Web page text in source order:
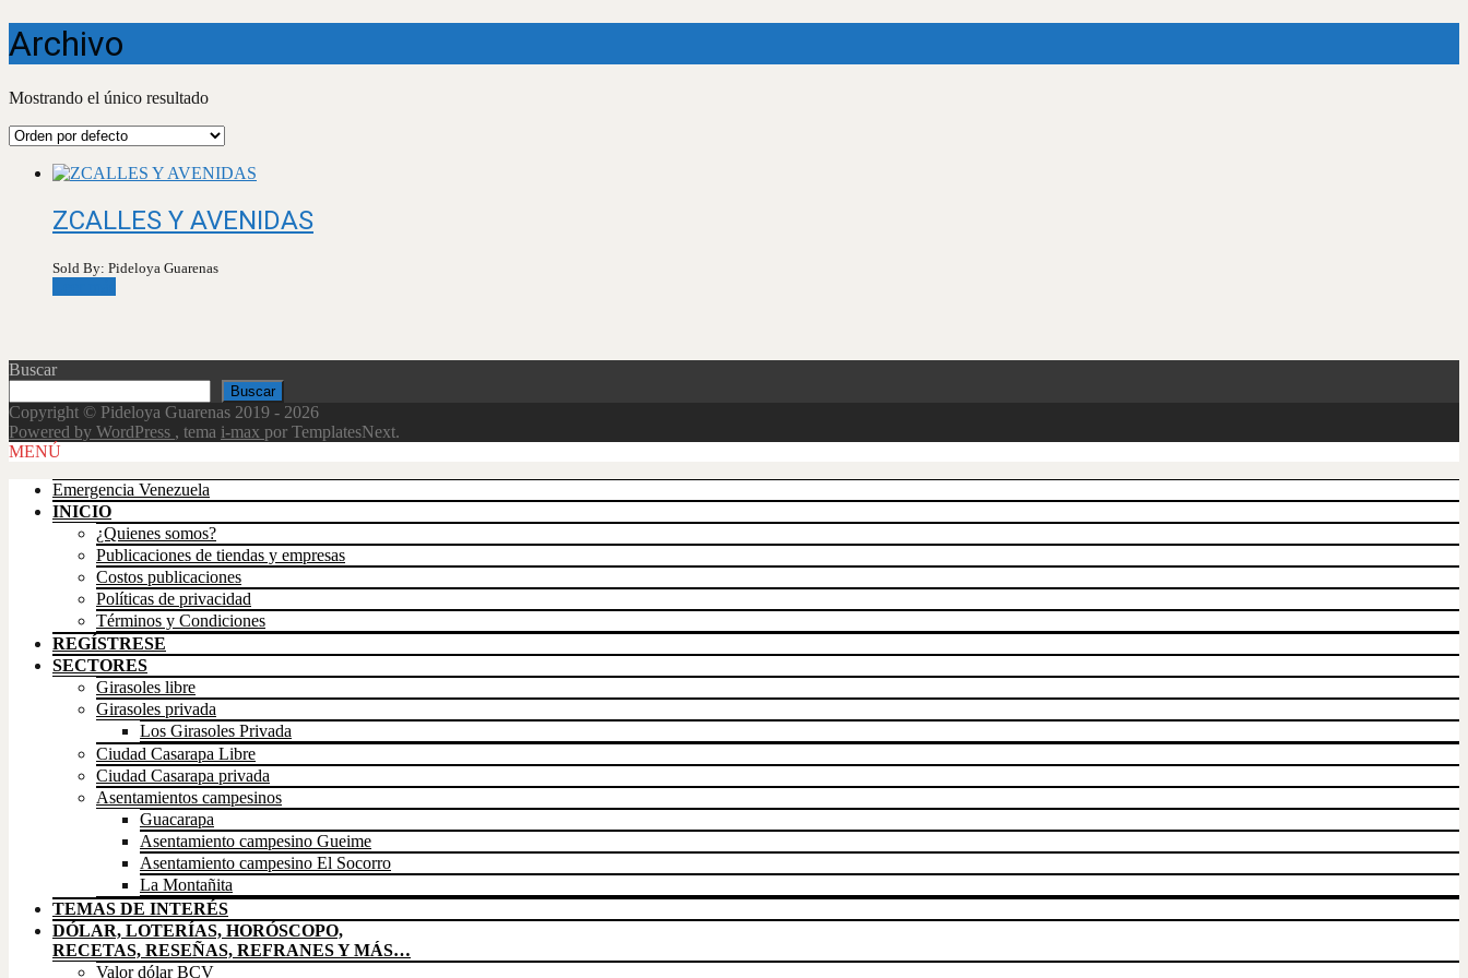
Archivo
Mostrando el único resultado
ZCALLES Y AVENIDAS
Sold By: Pideloya Guarenas
Buscar
Buscar
Copyright © Pideloya Guarenas 2019 - 2026
Powered by WordPress , tema i-max por TemplatesNext.
Scroll
MENÚ
Emergencia Venezuela
INICIO
¿Quienes somos?
Publicaciones de tiendas y empresas
Costos publicaciones
Políticas de privacidad
Términos y Condiciones
REGÍSTRESE
SECTORES
Girasoles libre
Girasoles privada
Los Girasoles Privada
Ciudad Casarapa Libre
Ciudad Casarapa privada
Asentamientos campesinos
Guacarapa
Asentamiento campesino Gueime
Asentamiento campesino El Socorro
La Montañita
TEMAS DE INTERÉS
DÓLAR, LOTERÍAS, HORÓSCOPO,
RECETAS, RESEÑAS, REFRANES Y MÁS…
Valor dólar BCV